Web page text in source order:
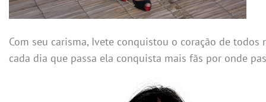
Com seu carisma, Ivete conquistou o coração de todos
cada dia que passa ela conquista mais fãs por onde